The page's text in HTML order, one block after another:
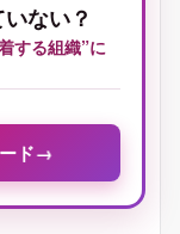
ない？
する組織”に
ド →